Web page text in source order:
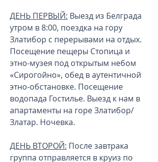
ДЕНЬ ПЕРВЫЙ: Выезд из Белграда
утром в 8:00, поездка на гору
Златибор с перерывами на отдых.
Посещение пещеры Стопица и
этно-музея под открытым небом
«Сирогойно», обед в аутентичной
этно-обстановке. Посещение
водопада Гостилье. Выезд к нам в
апартаменты на горе Златибор/
Златар. Ночевка.
ДЕНЬ ВТОРОЙ: После завтрака
группа отправляется в круиз по